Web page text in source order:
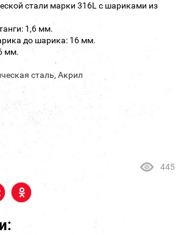
стали марки 316L с шариками из
1,6 мм.
до шарика: 16 мм.
мм.
сталь, Акрил
445